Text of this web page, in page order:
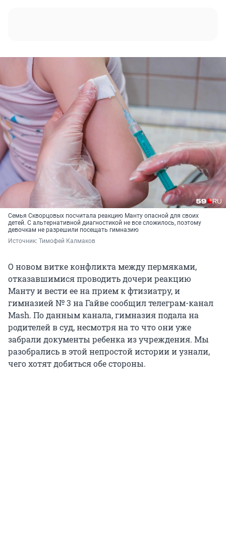
Семья Скворцовых посчитала реакцию Манту опасной для своих
детей. С альтернативной диагностикой не все сложилось, поэтому
девочкам не разрешили посещать гимназию
Источник: Тимофей Калмаков
О новом витке конфликта между пермяками,
отказавшимися проводить дочери реакцию
Манту и вести ее на прием к фтизиатру, и
гимназией № 3 на Гайве сообщил телеграм-канал
Mash. По данным канала, гимназия подала на
родителей в суд, несмотря на то что они уже
забрали документы ребенка из учреждения. Мы
разобрались в этой непростой истории и узнали,
чего хотят добиться обе стороны.